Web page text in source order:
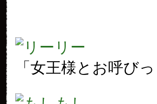
「女王様とお呼び